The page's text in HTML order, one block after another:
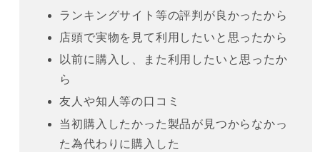
ランキングサイト等の評判が良かったから
店頭で実物を見て利用したいと思ったから
以前に購入し、また利用したいと思ったか
ら
友人や知人等の口コミ
当初購入したかった製品が見つからなかっ
た為代わりに購入した